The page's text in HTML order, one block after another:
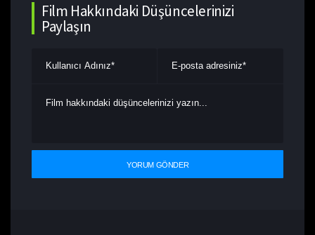
Film Hakkındaki Düşüncelerinizi
Paylaşın